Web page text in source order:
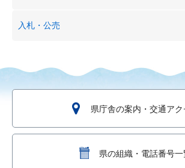
入札・公売
県庁舎の案内・交通アク
県の組織・電話番号一